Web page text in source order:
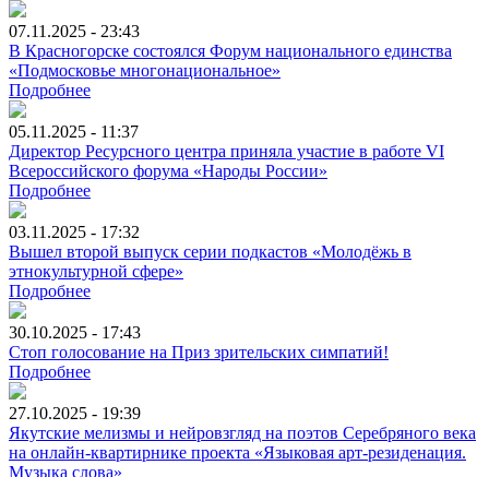
07.11.2025 - 23:43
В Красногорске состоялся Форум национального единства
«Подмосковье многонациональное»
Подробнее
05.11.2025 - 11:37
Директор Ресурсного центра приняла участие в работе VI
Всероссийского форума «Народы России»
Подробнее
03.11.2025 - 17:32
Вышел второй выпуск серии подкастов «Молодёжь в
этнокультурной сфере»
Подробнее
30.10.2025 - 17:43
Стоп голосование на Приз зрительских симпатий!
Подробнее
27.10.2025 - 19:39
Якутские мелизмы и нейровзгляд на поэтов Серебряного века
на онлайн-квартирнике проекта «Языковая арт-резиденация.
Музыка слова»